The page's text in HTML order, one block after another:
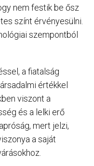
nem festik be ősz
színt érvényesülni.
szempontból
a fiatalság
értékkel
viszont a
és a lelki erő
mert jelzi,
a saját